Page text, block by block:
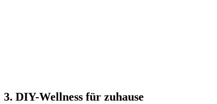
3. DIY-Wellness für zuhause